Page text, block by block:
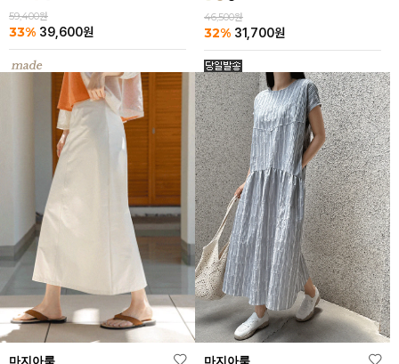
59,400원
33% 39,600원
46,500원
32% 31,700원
마지아룩 마지아룩